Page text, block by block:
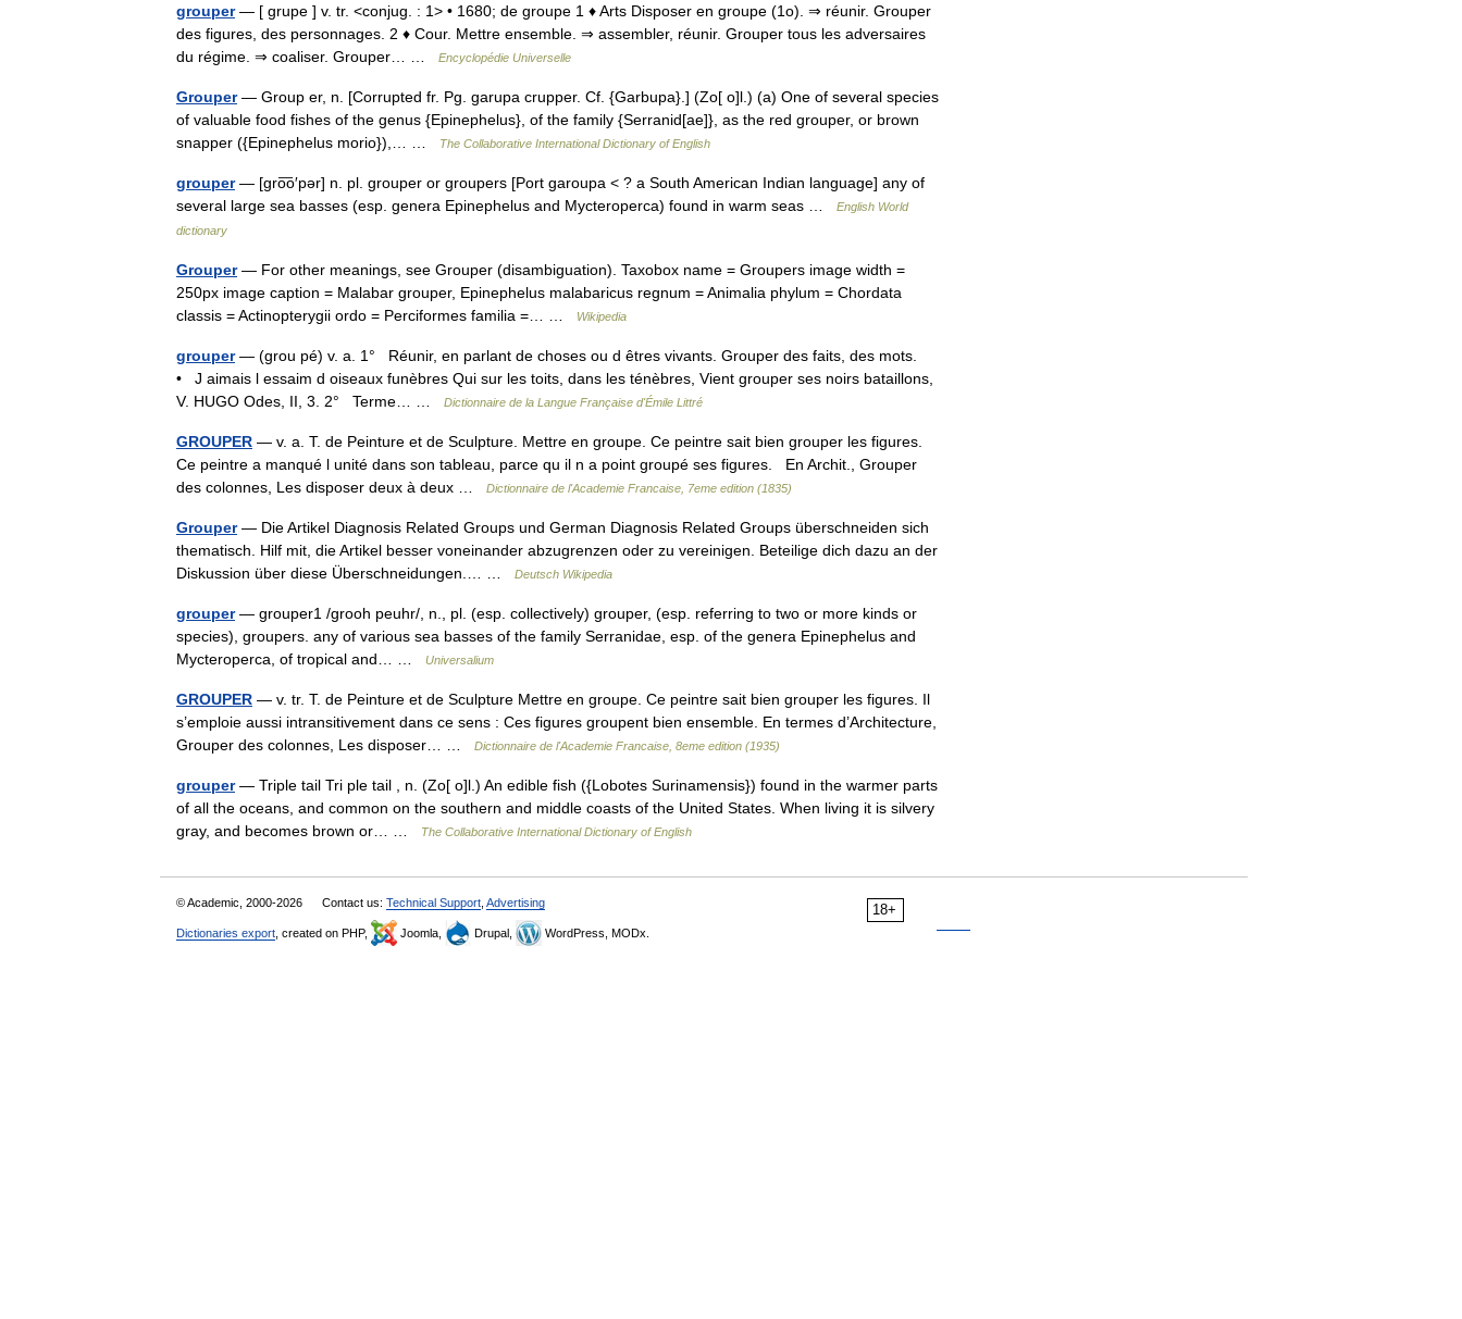
grouper— [ grupe ] v. tr. <conjug. : 1> • 1680; de groupe 1 ♦ Arts Disposer en groupe (1o). ⇒ réunir. Grouper
des figures, des personnages. 2 ♦ Cour. Mettre ensemble. ⇒ assembler, réunir. Grouper tous les adversaires
du régime. ⇒ coaliser. Grouper… …
Encyclopédie Universelle
Grouper— Group er, n. [Corrupted fr. Pg. garupa crupper. Cf. {Garbupa}.] (Zo[ o]l.) (a) One of several species
of valuable food fishes of the genus {Epinephelus}, of the family {Serranid[ae]}, as the red grouper, or brown
snapper ({Epinephelus morio}),… …
The Collaborative International Dictionary of English
grouper— [gro͞o′pər] n. pl. grouper or groupers [Port garoupa < ? a South American Indian language] any of
several large sea basses (esp. genera Epinephelus and Mycteroperca) found in warm seas …
English World
dictionary
Grouper— For other meanings, see Grouper (disambiguation). Taxobox name = Groupers image width =
250px image caption = Malabar grouper, Epinephelus malabaricus regnum = Animalia phylum = Chordata
classis = Actinopterygii ordo = Perciformes familia =… …
Wikipedia
grouper— (grou pé) v. a. 1° Réunir, en parlant de choses ou d êtres vivants. Grouper des faits, des mots.
• J aimais l essaim d oiseaux funèbres Qui sur les toits, dans les ténèbres, Vient grouper ses noirs bataillons,
V. HUGO Odes, II, 3. 2° Terme… …
Dictionnaire de la Langue Française d'Émile Littré
GROUPER — v. a. T. de Peinture et de Sculpture. Mettre en groupe. Ce peintre sait bien grouper les figures.
Ce peintre a manqué l unité dans son tableau, parce qu il n a point groupé ses figures. En Archit., Grouper
des colonnes, Les disposer deux à deux …
Dictionnaire de l'Academie Francaise, 7eme edition (1835)
Grouper— Die Artikel Diagnosis Related Groups und German Diagnosis Related Groups überschneiden sich
thematisch. Hilf mit, die Artikel besser voneinander abzugrenzen oder zu vereinigen. Beteilige dich dazu an der
Diskussion über diese Überschneidungen.… …
Deutsch Wikipedia
grouper— grouper1 /grooh peuhr/, n., pl. (esp. collectively) grouper, (esp. referring to two or more kinds or
species), groupers. any of various sea basses of the family Serranidae, esp. of the genera Epinephelus and
Mycteroperca, of tropical and… …
Universalium
GROUPER — v. tr. T. de Peinture et de Sculpture Mettre en groupe. Ce peintre sait bien grouper les figures. Il
s’emploie aussi intransitivement dans ce sens : Ces figures groupent bien ensemble. En termes d’Architecture,
Grouper des colonnes, Les disposer… …
Dictionnaire de l'Academie Francaise, 8eme edition (1935)
grouper— Triple tail Tri ple tail , n. (Zo[ o]l.) An edible fish ({Lobotes Surinamensis}) found in the warmer parts
of all the oceans, and common on the southern and middle coasts of the United States. When living it is silvery
gray, and becomes brown or… …
The Collaborative International Dictionary of English
18+
© Academic, 2000-2026 Contact us: Technical Support Advertising
Dictionaries export , created on PHP, Joomla, Drupal, WordPress, MODx.